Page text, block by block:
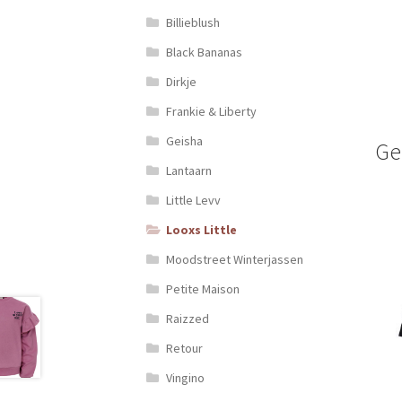
Billieblush
Black Bananas
Dirkje
Frankie & Liberty
Geisha
Lantaarn
Little Levv
Looxs Little
Moodstreet Winterjassen
Petite Maison
Raizzed
Retour
Vingino